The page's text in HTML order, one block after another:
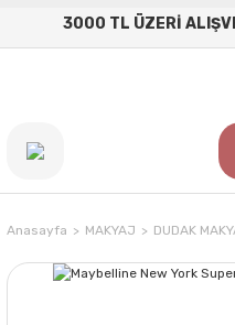
3000 TL ÜZERİ
Anasayfa MAKYAJ DUDAK